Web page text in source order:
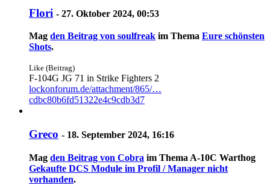
Flori - 27. Oktober 2024, 00:53
Mag den Beitrag von soulfreak im Thema Eure schönsten
Shots.
Like (Beitrag)
F-104G JG 71 in Strike Fighters 2
lockonforum.de/attachment/865/…
cdbc80b6fd51322e4c9cdb3d7
Greco - 18. September 2024, 16:16
Mag den Beitrag von Cobra im Thema A-10C Warthog
Gekaufte DCS Module im Profil / Manager nicht
vorhanden.